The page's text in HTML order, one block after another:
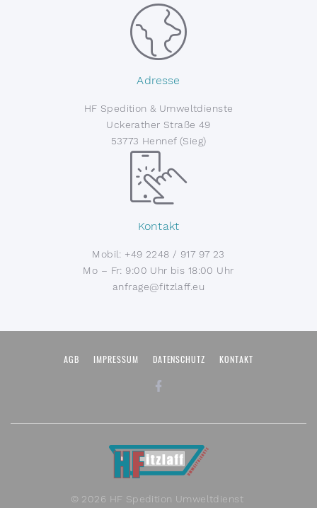
Adresse
HF Spedition & Umweltdienste
Uckerather Straße 49
53773 Hennef (Sieg)
Kontakt
Mobil: +49 2248 / 917 97 23
Mo – Fr: 9:00 Uhr bis 18:00 Uhr
anfrage@fitzlaff.eu
AGB IMPRESSUM DATENSCHUTZ KONTAKT
© 2026 HF Spedition Umweltdienst